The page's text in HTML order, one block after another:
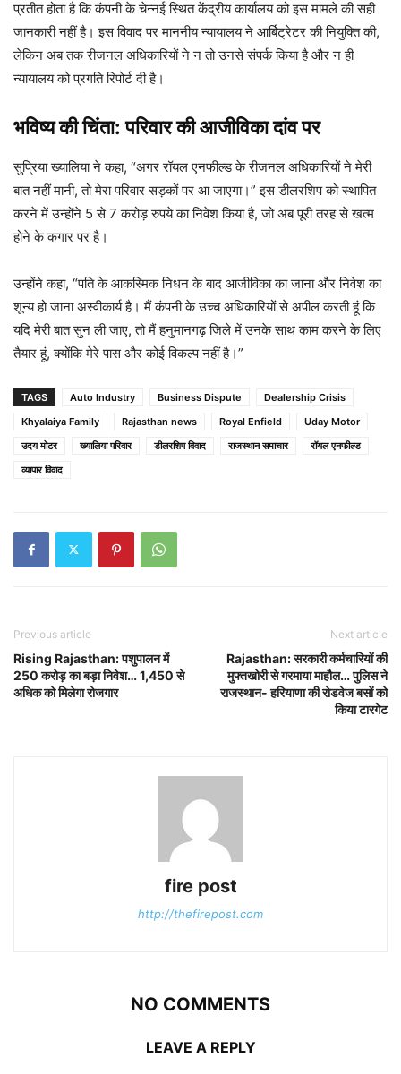
प्रतीत होता है कि कंपनी के चेन्नई स्थित केंद्रीय कार्यालय को इस मामले की सही
जानकारी नहीं है। इस विवाद पर माननीय न्यायालय ने आर्बिट्रेटर की नियुक्ति की,
लेकिन अब तक रीजनल अधिकारियों ने न तो उनसे संपर्क किया है और न ही
न्यायालय को प्रगति रिपोर्ट दी है।
भविष्य की चिंता: परिवार की आजीविका दांव पर
सुप्रिया ख्यालिया ने कहा, “अगर रॉयल एनफील्ड के रीजनल अधिकारियों ने मेरी
बात नहीं मानी, तो मेरा परिवार सड़कों पर आ जाएगा।” इस डीलरशिप को स्थापित
करने में उन्होंने 5 से 7 करोड़ रुपये का निवेश किया है, जो अब पूरी तरह से खत्म
होने के कगार पर है।
उन्होंने कहा, “पति के आकस्मिक निधन के बाद आजीविका का जाना और निवेश का
शून्य हो जाना अस्वीकार्य है। मैं कंपनी के उच्च अधिकारियों से अपील करती हूं कि
यदि मेरी बात सुन ली जाए, तो मैं हनुमानगढ़ जिले में उनके साथ काम करने के लिए
तैयार हूं, क्योंकि मेरे पास और कोई विकल्प नहीं है।”
TAGS Auto Industry Business Dispute
Dealership Crisis
Khyalaiya Family
Rajasthan news Royal Enfield
Uday Motor
उदय मोटर
ख्यालिया परिवार डीलरशिप विवाद राजस्थान समाचार
रॉयल एनफील्ड
व्यापार विवाद
Previous article
Rising Rajasthan: पशुपालन में
250 करोड़ का बड़ा निवेश… 1,450 से
अधिक को मिलेगा रोजगार
Next article
Rajasthan: सरकारी कर्मचारियों की
मुफ्तखोरी से गरमाया माहौल… पुलिस ने
राजस्थान- हरियाणा की रोडवेज बसों को
किया टारगेट
fire post
http://thefirepost.com
NO COMMENTS
LEAVE A REPLY